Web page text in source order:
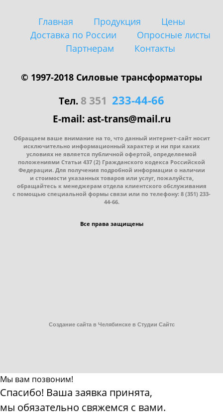
Главная Продукция
Цены
Доставка по России
Опросные листы
Партнерам
Контакты
© 1997-2018 Силовые трансформаторы
Тел. 8 351 233-44-66
E-mail: ast-trans@mail.ru
Обращаем ваше внимание на то, что данный интернет-сайт носит
исключительно информационный характер и ни при каких
условиях не является публичной офертой, определяемой
положениями Статьи 437 (2) Гражданского кодекса Российской
Федерации. Для получения подробной информации о наличии
и стоимости указанных товаров или услуг, пожалуйста,
обращайтесь к менеджерам отдела клиентского обслуживания
с помощью специальной формы связи или по телефону: 8 (351) 233-
44-66.
Все права защищены
Создание сайта в Челябинске в Студии Сайтс
Мы вам позвоним!
Спасибо! Ваша заявка принята,
мы обязательно свяжемся с вами.